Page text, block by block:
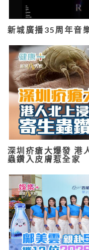
新城廣播35周年
深圳疥瘡大爆發 港
蟲鑽入皮膚惹全家